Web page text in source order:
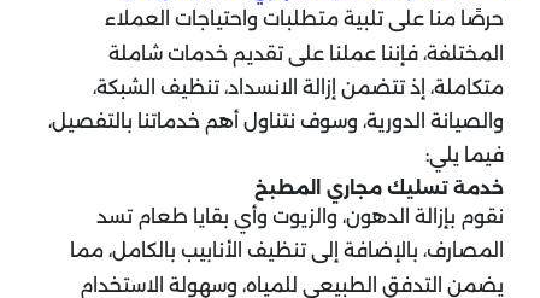
حرصًا منا على تلبية متطلبات واحتياجات العملاء
المختلفة، فإننا عملنا على تقديم خدمات شاملة
متكاملة، إذ تتضمن إزالة الانسداد، تنظيف الشبكة،
والصيانة الدورية، وسوف نتناول أهم خدماتنا بالتفصيل،
فيما يلي:
خدمة تسليك مجاري المطبخ
نقوم بإزالة الدهون، والزيوت وأي بقايا طعام تسد
المصارف، بالإضافة إلى تنظيف الأنابيب بالكامل، مما
يضمن التدفق الطبيعي للمياه، وسهولة الاستخدام